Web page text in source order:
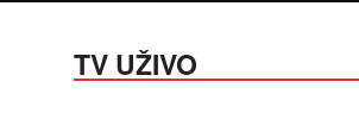
TV UŽIVO